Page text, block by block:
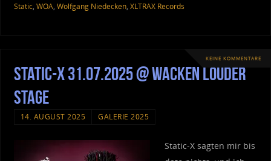
Static, WOA, Wolfgang Niedecken, XLTRAX Records
KEINE KOMMENTARE
Static-X 31.07.2025 @ Wacken Louder
Stage
14. AUGUST 2025 GALERIE 2025
Static-X sagten mir bis